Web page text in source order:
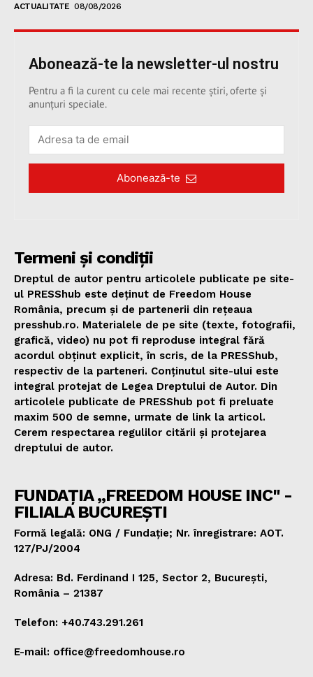
ACTUALITATE 08/08/2026
Abonează-te la newsletter-ul nostru
Pentru a fi la curent cu cele mai recente știri, oferte și
anunțuri speciale.
Abonează-te
Termeni și condiții
Dreptul de autor pentru articolele publicate pe site-
ul PRESShub este deținut de Freedom House
România, precum și de partenerii din rețeaua
presshub.ro. Materialele de pe site (texte, fotografii,
grafică, video) nu pot fi reproduse integral fără
acordul obținut explicit, în scris, de la PRESShub,
respectiv de la parteneri. Conținutul site-ului este
integral protejat de Legea Dreptului de Autor. Din
articolele publicate de PRESShub pot fi preluate
maxim 500 de semne, urmate de link la articol.
Cerem respectarea regulilor citării și protejarea
dreptului de autor.
FUNDAȚIA „FREEDOM HOUSE INC" -
FILIALA BUCUREȘTI
Formă legală: ONG / Fundație; Nr. înregistrare: AOT.
127/PJ/2004
Adresa: Bd. Ferdinand I 125, Sector 2, București,
România – 21387
Telefon: +40.743.291.261
E-mail: office@freedomhouse.ro